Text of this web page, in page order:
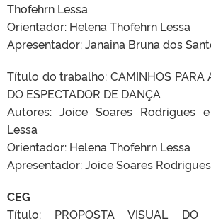
Thofehrn Lessa
Orientador: Helena Thofehrn Lessa
Apresentador: Janaina Bruna dos
Título do trabalho: CAMINHOS PARA
DO ESPECTADOR DE DANÇA
Autores: Joice Soares Rodrigues
Lessa
Orientador: Helena Thofehrn Lessa
Apresentador: Joice Soares Rodrigues
CEG
Título: PROPOSTA VISUAL DO